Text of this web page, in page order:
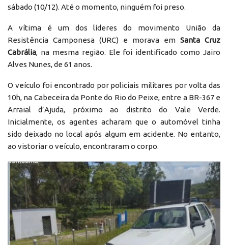
sábado (10/12). Até o momento, ninguém foi preso.
A vítima é um dos líderes do movimento União da
Resistência Camponesa (URC) e morava em Santa Cruz
Cabrália, na mesma região. Ele foi identificado como Jairo
Alves Nunes, de 61 anos.
O veículo foi encontrado por policiais militares por volta das
10h, na Cabeceira da Ponte do Rio do Peixe, entre a BR-367 e
Arraial d’Ajuda, próximo ao distrito do Vale Verde.
Inicialmente, os agentes acharam que o automóvel tinha
sido deixado no local após algum em acidente. No entanto,
ao vistoriar o veículo, encontraram o corpo.